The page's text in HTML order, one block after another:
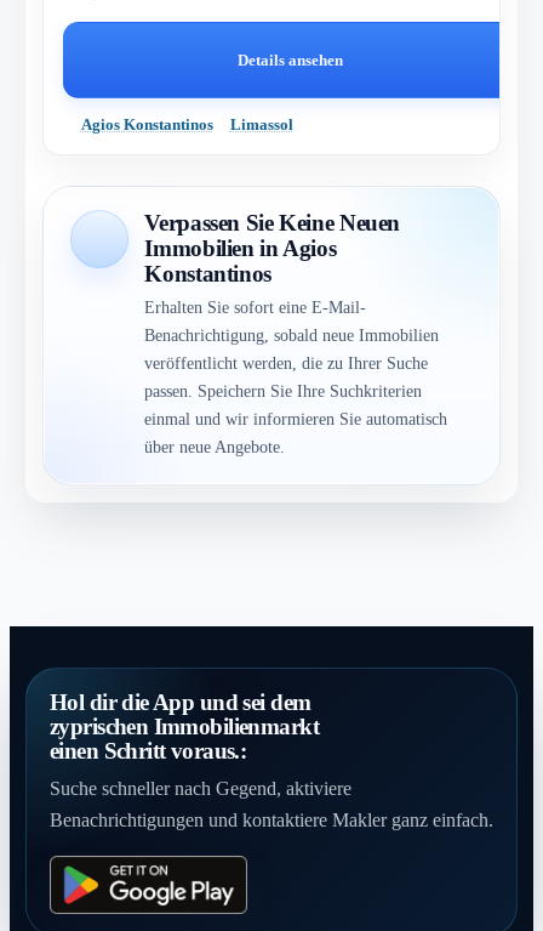
Details ansehen
Agios Konstantinos Limassol
Verpassen Sie Keine Neuen
Immobilien in Agios
Konstantinos
Erhalten Sie sofort eine E-Mail-
Benachrichtigung, sobald neue Immobilien
veröffentlicht werden, die zu Ihrer Suche
passen. Speichern Sie Ihre Suchkriterien
einmal und wir informieren Sie automatisch
über neue Angebote.
Hol dir die App und sei dem
zyprischen Immobilienmarkt
einen Schritt voraus.:
Suche schneller nach Gegend, aktiviere
Benachrichtigungen und kontaktiere Makler ganz einfach.